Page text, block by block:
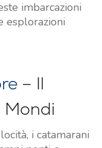
imbarcazioni
esplorazioni
– Il
Mondi
i catamarani